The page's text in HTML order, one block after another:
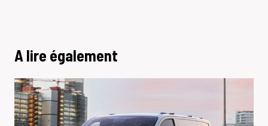
A lire également